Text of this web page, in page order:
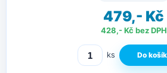
479,- Kč
428,- Kč bez DPH
ks